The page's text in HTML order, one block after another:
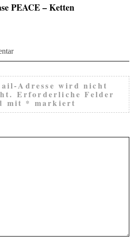
PEACE – Ketten
Adresse wird nicht
Erforderliche Felder
mit * markiert